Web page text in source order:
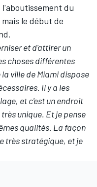
l'aboutissement du
le début de
et d'attirer un
choses différentes
ville de Miami dispose
Il y a les
et c'est un endroit
unique. Et je pense
qualités. La façon
très stratégique, et je